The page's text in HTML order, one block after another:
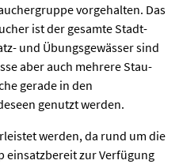
vorgehalten. Das
ist der gesamte Stadt-
und Übungsgewässer sind
aber auch mehrere Stau-
gerade in den
genutzt werden.
werden, da rund um die
einsatzbereit zur Verfügung